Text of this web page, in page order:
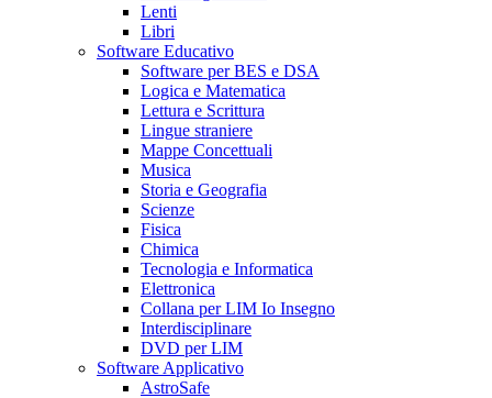
Lenti
Libri
Software Educativo
Software per BES e DSA
Logica e Matematica
Lettura e Scrittura
Lingue straniere
Mappe Concettuali
Musica
Storia e Geografia
Scienze
Fisica
Chimica
Tecnologia e Informatica
Elettronica
Collana per LIM Io Insegno
Interdisciplinare
DVD per LIM
Software Applicativo
AstroSafe